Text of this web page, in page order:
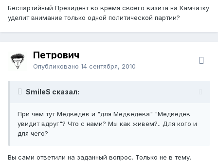
Беспартийный Президент во время своего визита на Камчатку
уделит внимание только одной политической партии?
Петрович
Опубликовано 14 сентября, 2010
SmileS сказал:
При чем тут Медведев и "для Медведева" "Медведев
увидит вдруг"? Что с нами? Мы как живем?.. Для кого и
для чего?
Вы сами ответили на заданный вопрос. Только не в тему.